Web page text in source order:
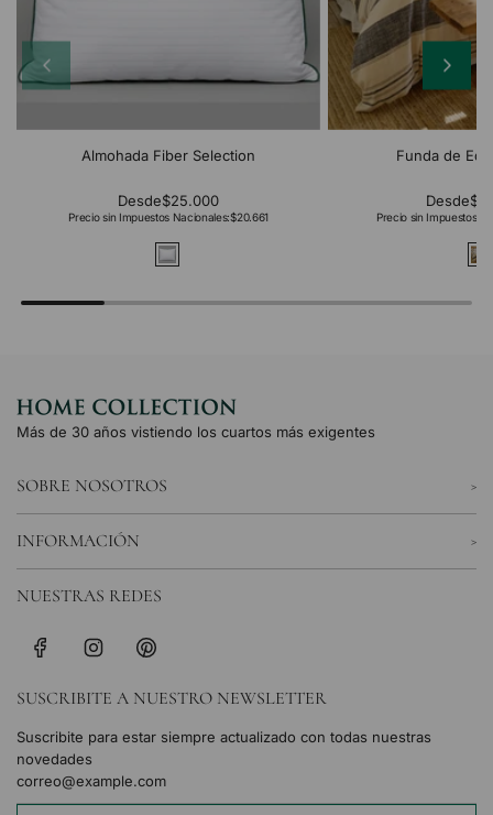
Almohada Fiber Selection
Desde$25.000
Precio sin Impuestos Nacionales:$20.661
Funda de
Desde
Precio sin Impuestos
Más de 30 años vistiendo los cuartos más exigentes
SOBRE NOSOTROS
INFORMACIÓN
SUSCRIBITE A NUESTRO NEWSLETTER
Suscribite para estar siempre actualizado con todas nuestras
novedades
NUESTRAS REDES